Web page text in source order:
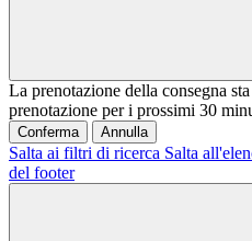
La prenotazione della consegna
prenotazione per i prossimi 30
Conferma Annulla
Salta ai filtri di ricerca Salta
del footer